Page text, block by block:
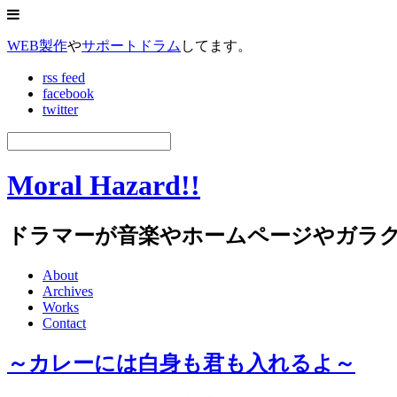
WEB製作やサポートドラム してます。
rss feed
facebook
twitter
Moral Hazard!!
ドラマーが音楽やホームページやガラ
About
Archives
Works
Contact
～カレーには白身も君も入れるよ～